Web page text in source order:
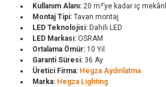
Kullanım Alanı: 20 m²’ye kadar iç
Montaj Tipi: Tavan montaj
LED Teknolojisi: Dahili LED
LED Markası: OSRAM
Ortalama Ömür: 10 Yıl
Garanti Süresi: 36 Ay
Üretici Firma: Hegza Aydınlatma
Marka: Hegza Lighting